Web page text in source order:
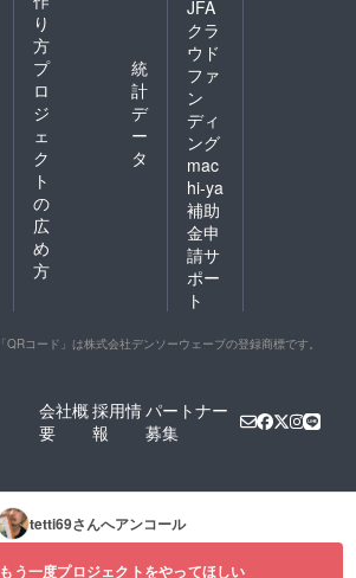
り
方
プ
ロ
ジ
ェ
ク
ト
の
広
め
方
統
計
デ
ー
タ
JFA
クラ
ウド
ファ
ン
ディ
ング
mac
hi-ya
補助
金申
請サ
ポー
ト
「QRコード」は株式会社デンソーウェーブの登録商標です。
会社概
要
採用情
報
パートナー
募集
tetti69さんへアンコール
もう一度プロジェクトをやってほしい